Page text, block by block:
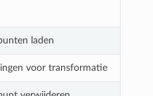
laden
voor transformatie